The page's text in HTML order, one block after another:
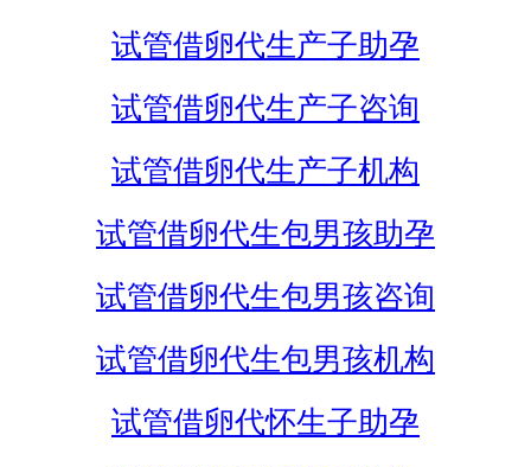
试管借卵代生产子助孕
试管借卵代生产子咨询
试管借卵代生产子机构
试管借卵代生包男孩助孕
试管借卵代生包男孩咨询
试管借卵代生包男孩机构
试管借卵代怀生子助孕